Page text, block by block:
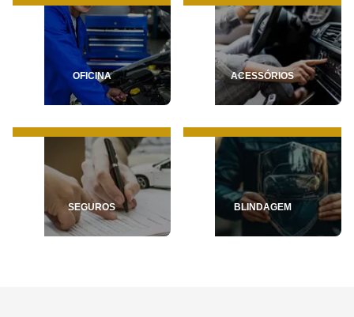
OFICINA ACESSÓRIOS
SEGUROS BLINDAGEM